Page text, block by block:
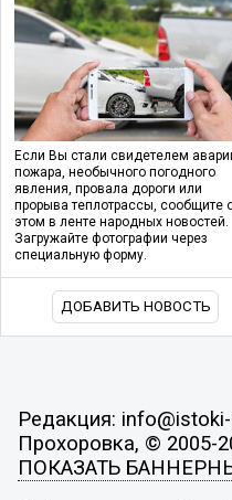
Если Вы стали свидетелем
пожара, необычного погодного
явления, провала дороги или
прорыва теплотрассы, сообщите
этом в ленте народных новостей.
Загружайте фотографии через
специальную форму.
ДОБАВИТЬ НОВОСТЬ
Редакция:
Прохоровка, © 2005-
ПОКАЗАТЬ